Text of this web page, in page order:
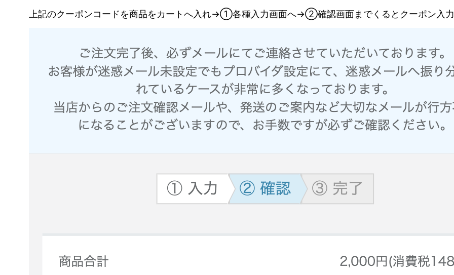
上記のクーポンコードを商品をカートへ入れ→①各種入力画面へ→②確認画面までくるとクーポン入力